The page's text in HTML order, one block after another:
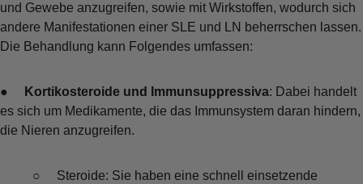
und Gewebe anzugreifen, sowie mit Wirkstoffen, wodurch sich
andere Manifestationen einer SLE und LN beherrschen lassen.
Die Behandlung kann Folgendes umfassen:
● Kortikosteroide und Immunsuppressiva: Dabei handelt
es sich um Medikamente, die das Immunsystem daran hindern,
die Nieren anzugreifen.
○ Steroide: Sie haben eine schnell einsetzende